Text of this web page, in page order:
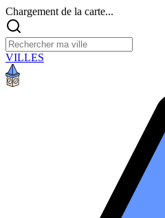
Chargement de la carte...
VILLES